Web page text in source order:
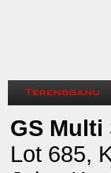
GS Multi
Lot 685,